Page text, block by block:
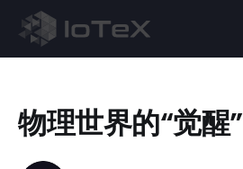
物理世界的“觉醒”